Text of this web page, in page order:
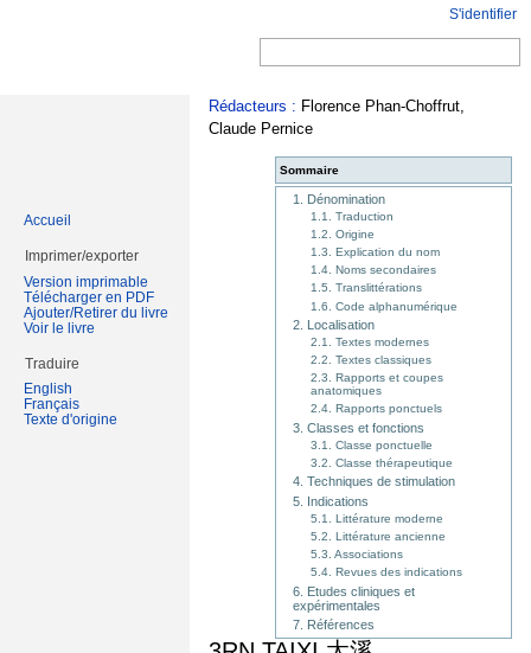
Rédacteurs : Florence Phan-Choffrut,
Claude Pernice
Sommaire
1. Dénomination
1.1. Traduction
1.2. Origine
1.3. Explication du nom
1.4. Noms secondaires
1.5. Translittérations
1.6. Code alphanumérique
2. Localisation
2.1. Textes modernes
2.2. Textes classiques
2.3. Rapports et coupes
anatomiques
2.4. Rapports ponctuels
3. Classes et fonctions
3.1. Classe ponctuelle
3.2. Classe thérapeutique
4. Techniques de stimulation
5. Indications
5.1. Littérature moderne
5.2. Littérature ancienne
5.3. Associations
5.4. Revues des indications
6. Etudes cliniques et
expérimentales
7. Références
S'identifier
Accueil
Imprimer/exporter
Version imprimable
Télécharger en PDF
Ajouter/Retirer du livre
Voir le livre
Traduire
English
Français
Texte d'origine